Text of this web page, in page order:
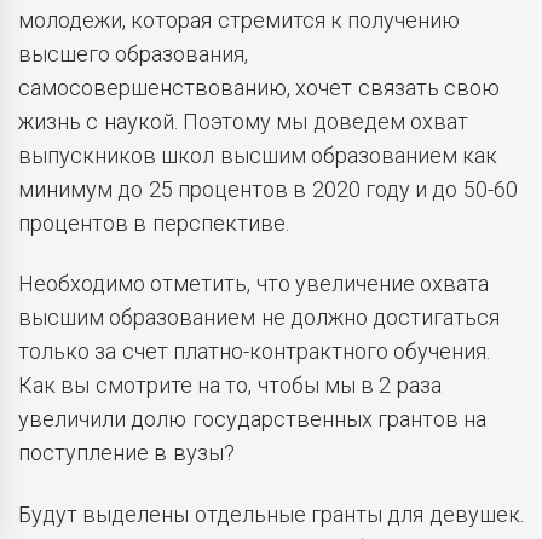
молодежи, которая стремится к получению
высшего образования,
самосовершенствованию, хочет связать свою
жизнь с наукой. Поэтому мы доведем охват
выпускников школ высшим образованием как
минимум до 25 процентов в 2020 году и до 50-60
процентов в перспективе.
Необходимо отметить, что увеличение охвата
высшим образованием не должно достигаться
только за счет платно-контрактного обучения.
Как вы смотрите на то, чтобы мы в 2 раза
увеличили долю государственных грантов на
поступление в вузы?
Будут выделены отдельные гранты для девушек.